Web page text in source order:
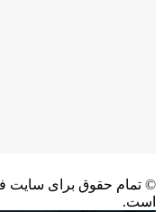
©️ تمام حقوق برای سایت
است.